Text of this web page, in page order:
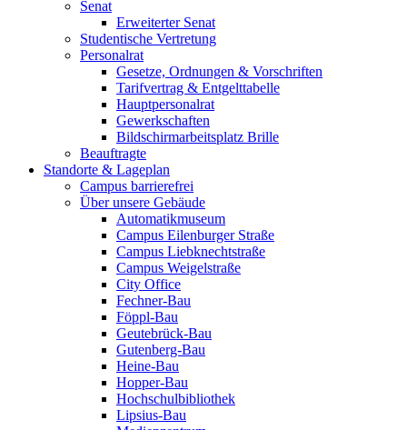
Senat
Erweiterter Senat
Studentische Vertretung
Personalrat
Gesetze, Ordnungen & Vorschriften
Tarifvertrag & Entgelttabelle
Hauptpersonalrat
Gewerkschaften
Bildschirmarbeitsplatz Brille
Beauftragte
Standorte & Lageplan
Campus barrierefrei
Über unsere Gebäude
Automatikmuseum
Campus Eilenburger Straße
Campus Liebknechtstraße
Campus Weigelstraße
City Office
Fechner-Bau
Föppl-Bau
Geutebrück-Bau
Gutenberg-Bau
Heine-Bau
Hopper-Bau
Hochschulbibliothek
Lipsius-Bau